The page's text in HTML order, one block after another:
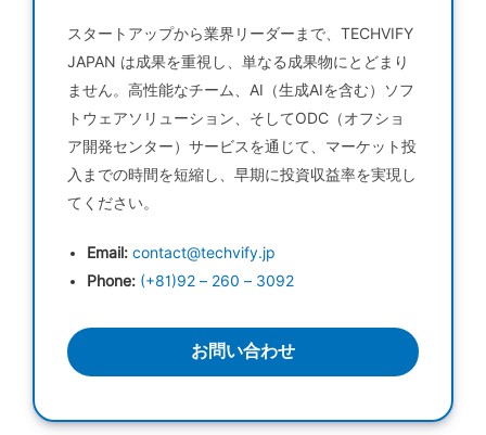
スタートアップから業界リーダーまで、TECHVIFY
JAPAN は成果を重視し、単なる成果物にとどまり
ません。高性能なチーム、AI（生成AIを含む）ソフ
トウェアソリューション、そしてODC（オフショ
ア開発センター）サービスを通じて、マーケット投
入までの時間を短縮し、早期に投資収益率を実現し
てください。
Email: contact@techvify.jp
Phone: (+81)92 – 260 – 3092
お問い合わせ